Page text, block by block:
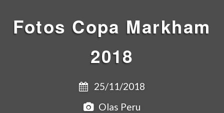
FotosCopa Markham
2018
25/11/2018
Olas Peru